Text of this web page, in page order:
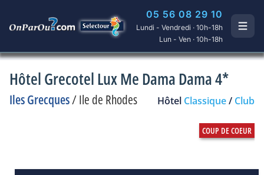
05 56 08 29 10
Lundi - Vendredi · 10h-18h
Lun - Ven · 10h-18h
Hôtel Grecotel Lux Me Dama Dama 4*
Iles Grecques/Ile de Rhodes Hôtel Classique/ Club